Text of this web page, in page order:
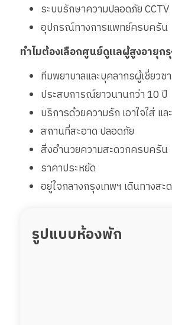
ระบบรักษาความปลอดภัย CCTV
อุปกรณ์ทางการแพทย์ครบครัน
ทำไมต้องเลือกศูนย์ดูแลผู้สูงอายุก
ทีมพยาบาลและบุคลากรผู้เชี่ยว
ประสบการณ์ยาวนานกว่า 10 ปี
บริการด้วยความรัก เอาใจใส่ แ
สถานที่สะอาด ปลอดภัย
สิ่งอำนวยความสะดวกครบครัน
ราคาประหยัด
อยู่ใจกลางกรุงเทพฯ เดินทางสะ
รูปแบบห้องพัก